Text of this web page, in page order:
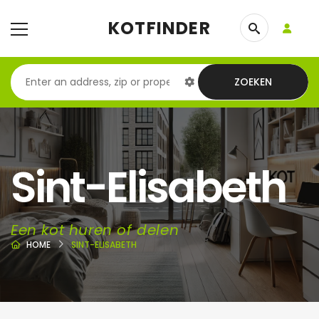
KOTFINDER
ZOEKEN
Sint-Elisabeth
Een kot huren of delen
HOME SINT-ELISABETH